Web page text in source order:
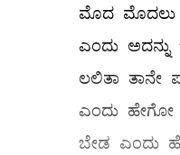
ಮೊದ ಮೊದಲು
ಎಂದು
ಲಲಿತಾ ತಾನೇ
ಎಂದು ಹೇಗೋ
ಬೇಡ ಎಂದು